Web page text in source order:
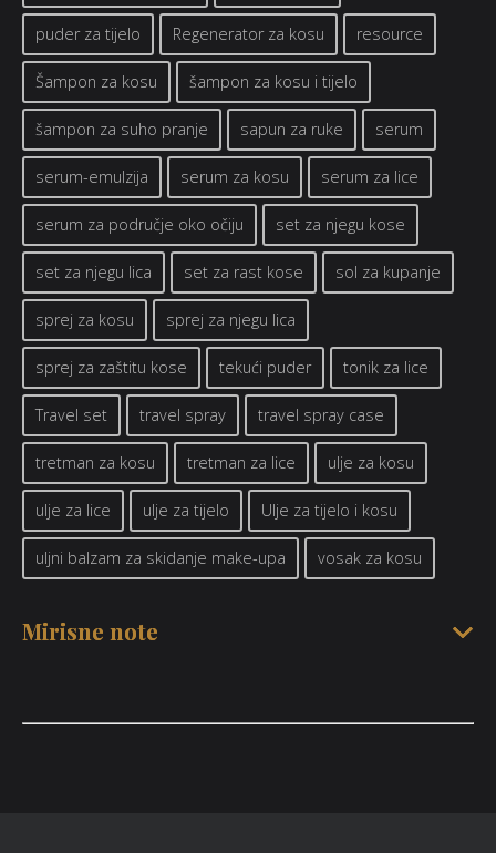
puder za tijelo Regenerator za kosu resource
Šampon za kosu šampon za kosu i tijelo
šampon za suho pranje sapun za ruke serum
serum-emulzija serum za kosu serum za lice
serum za područje oko očiju set za njegu kose
set za njegu lica set za rast kose sol za kupanje
sprej za kosu sprej za njegu lica
sprej za zaštitu kose tekući puder tonik za lice
Travel set travel spray travel spray case
tretman za kosu tretman za lice ulje za kosu
ulje za lice ulje za tijelo Ulje za tijelo i kosu
uljni balzam za skidanje make-upa vosak za kosu
Mirisne note